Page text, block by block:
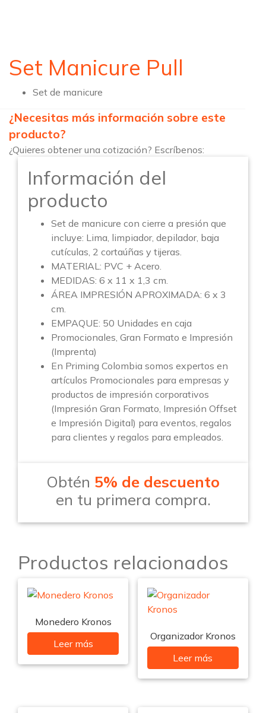
Set Manicure Pull
Set de manicure
¿Necesitas más información sobre este
producto?
¿Quieres obtener una cotización? Escríbenos:
Información del
producto
Set de manicure con cierre a presión que
incluye: Lima, limpiador, depilador, baja
cutículas, 2 cortaúñas y tijeras.
MATERIAL: PVC + Acero.
MEDIDAS: 6 x 11 x 1,3 cm.
ÁREA IMPRESIÓN APROXIMADA: 6 x 3
cm.
EMPAQUE: 50 Unidades en caja
Promocionales, Gran Formato e Impresión
(Imprenta)
En Priming Colombia somos expertos en
artículos Promocionales para empresas y
productos de impresión corporativos
(Impresión Gran Formato, Impresión Offset
e Impresión Digital) para eventos, regalos
para clientes y regalos para empleados.
Obtén 5% de descuento
en tu primera compra.
Productos relacionados
Monedero Kronos
Leer más
Organizador Kronos
Leer más